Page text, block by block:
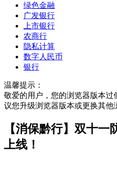
绿色金融
广发银行
上市银行
农商行
隐私计算
数字人民币
银行
温馨提示：
敬爱的用户，您的浏览器版本
议您升级浏览器版本或更换其他
【消保黔行】双十一
上线！